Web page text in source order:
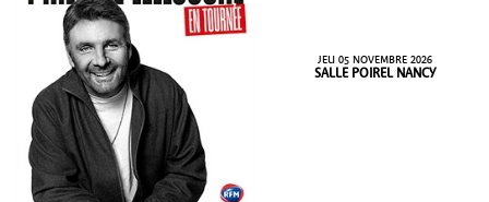
JEU 05 NOVEMBRE 2026
SALLE POIREL NANCY